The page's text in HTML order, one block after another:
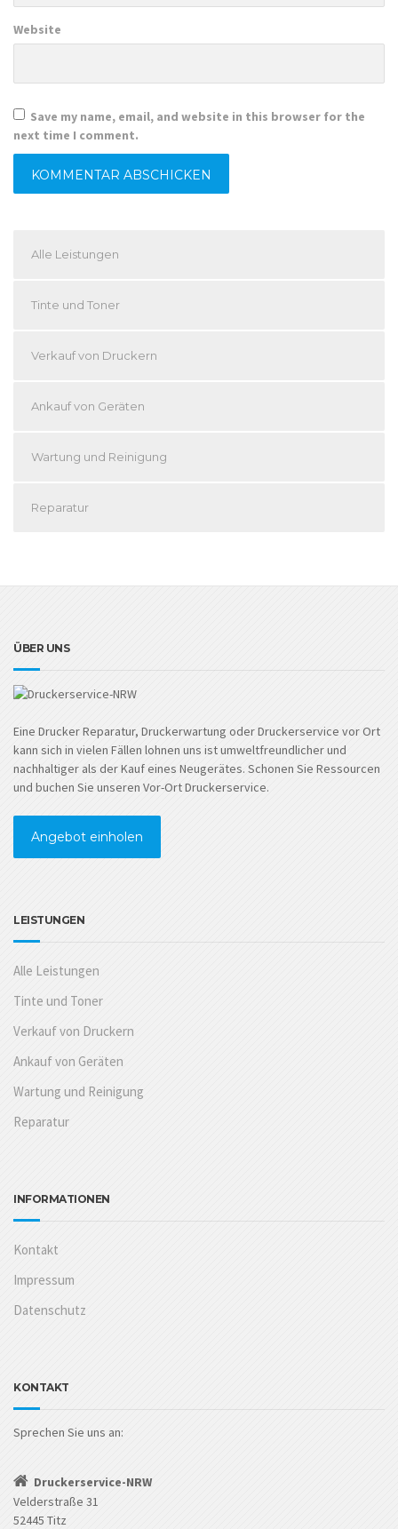
Website
Save my name, email, and website in this browser for the
next time I comment.
Alle Leistungen
Tinte und Toner
Verkauf von Druckern
Ankauf von Geräten
Wartung und Reinigung
Reparatur
ÜBER UNS
Eine Drucker Reparatur, Druckerwartung oder Druckerservice vor Ort
kann sich in vielen Fällen lohnen uns ist umweltfreundlicher und
nachhaltiger als der Kauf eines Neugerätes. Schonen Sie Ressourcen
und buchen Sie unseren Vor-Ort Druckerservice.
Angebot einholen
LEISTUNGEN
Alle Leistungen
Tinte und Toner
Verkauf von Druckern
Ankauf von Geräten
Wartung und Reinigung
Reparatur
INFORMATIONEN
Kontakt
Impressum
Datenschutz
KONTAKT
Sprechen Sie uns an:
Druckerservice-NRW
Velderstraße 31
52445 Titz